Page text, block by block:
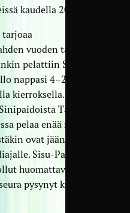
kaudella 2007.
vuoden takainen
pelattiin Suomen
nappasi 4–2-voiton
kierroksella.
Tampere
pelaa enää neljä
ovat jääneet tällä
Sisu-Pallossa
huomattavasti
pysynyt koko ajan